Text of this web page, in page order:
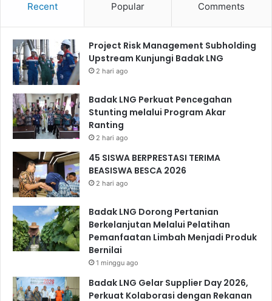
Recent Popular Comments
Project Risk Management Subholding
Upstream Kunjungi Badak LNG
2 hari ago
Badak LNG Perkuat Pencegahan
Stunting melalui Program Akar
Ranting
2 hari ago
45 SISWA BERPRESTASI TERIMA
BEASISWA BESCA 2026
2 hari ago
Badak LNG Dorong Pertanian
Berkelanjutan Melalui Pelatihan
Pemanfaatan Limbah Menjadi Produk
Bernilai
1 minggu ago
Badak LNG Gelar Supplier Day 2026,
Perkuat Kolaborasi dengan Rekanan